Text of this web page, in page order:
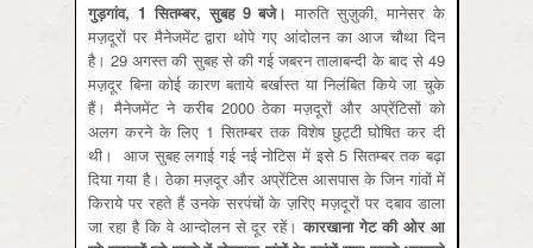
गुड़गांव, 1 सितम्‍बर, सुबह 9 बजे। मारुति सुज़ुकी, मानेसर के
मज़दूरों पर मैनेजमेंट द्वारा थोपे गए आंदोलन का आज चौथा दिन
है। 29 अगस्‍त की सुबह से की गई जबरन तालाबन्‍दी के बाद से 49
मज़दूर बिना कोई कारण बताये बर्खास्‍त या निलंबित किये जा चुके
हैं। मैनेजमेंट ने करीब 2000 ठेका मज़दूरों और अप्रेंटि‍सों को
अलग करने के लि‍ए 1 सि‍तम्‍बर तक वि‍शेष छुट्टी घोषि‍त कर दी
थी। आज सुबह लगाई गई नई नोटि‍स में इसे 5 सि‍तम्‍बर तक बढ़ा
दि‍या गया है। ठेका मज़दूर और अप्रेंटि‍स आसपास के जि‍न गांवों में
कि‍राये पर रहते हैं उनके सरपंचों के ज़रि‍ए मज़दूरों पर दबाव डाला
जा रहा है कि‍ वे आन्‍दोलन से दूर रहें।कारखाना गेट की ओर आ